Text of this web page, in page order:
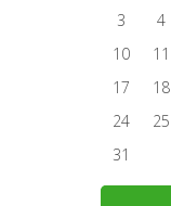
3
4
10
11
17
18
24
25
31